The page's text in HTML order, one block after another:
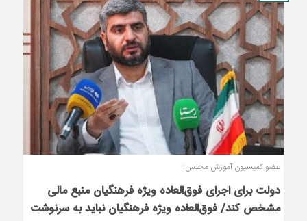
عضو کمیسیون آموزش مجلس:
دولت برای اجرای فوق‌العاده ویژه فرهنگیان منبع مالی
مشخص کند/ فوق‌العاده ویژه فرهنگیان نباید به سرنوشت